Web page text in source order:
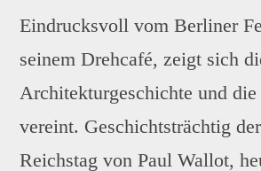
Eindrucksvoll vom Berliner
seinem Drehcafé, zeigt sich
Architekturgeschichte und
vereint. Geschichtsträchtig
Reichstag von Paul Wallot,